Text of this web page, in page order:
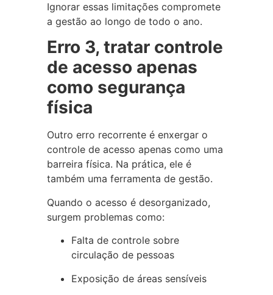
Ignorar essas limitações compromete
a gestão ao longo de todo o ano.
Erro 3, tratar controle
de acesso apenas
como segurança
física
Outro erro recorrente é enxergar o
controle de acesso apenas como uma
barreira física. Na prática, ele é
também uma ferramenta de gestão.
Quando o acesso é desorganizado,
surgem problemas como:
Falta de controle sobre
circulação de pessoas
Exposição de áreas sensíveis